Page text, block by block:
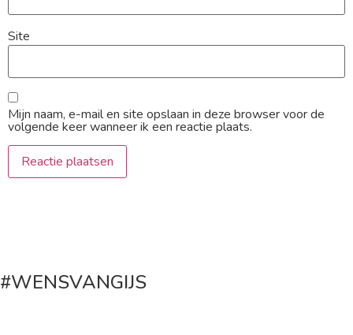
Site
Mijn naam, e-mail en site opslaan in deze browser voor de
volgende keer wanneer ik een reactie plaats.
#WENSVANGIJS